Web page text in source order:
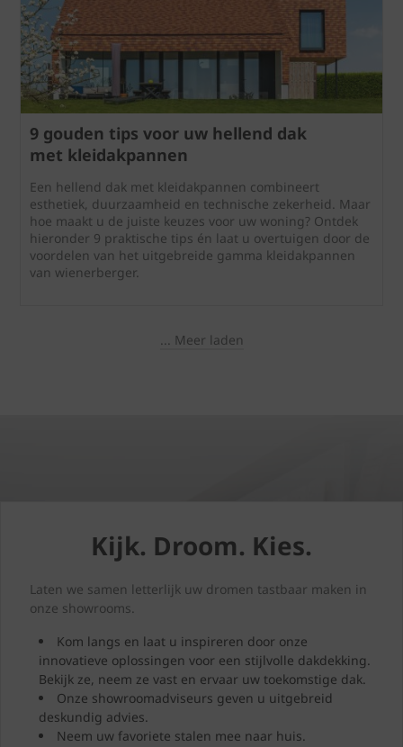
9 gouden tips voor uw hellend dak
met kleidakpannen
Een hellend dak met kleidakpannen combineert
esthetiek, duurzaamheid en technische zekerheid. Maar
hoe maakt u de juiste keuzes voor uw woning? Ontdek
hieronder 9 praktische tips én laat u overtuigen door de
voordelen van het uitgebreide gamma kleidakpannen
van wienerberger.
... Meer laden
Kijk. Droom. Kies.
Laten we samen letterlijk uw dromen tastbaar maken in
onze showrooms.
Kom langs en laat u inspireren door onze
innovatieve oplossingen voor een stijlvolle dakdekking.
Bekijk ze, neem ze vast en ervaar uw toekomstige dak.
Onze showroomadviseurs geven u uitgebreid
deskundig advies.
Neem uw favoriete stalen mee naar huis.